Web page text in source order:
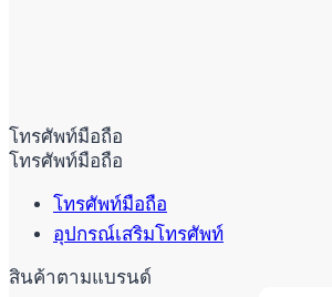
โทรศัพท์มือถือ
โทรศัพท์มือถือ
โทรศัพท์มือถือ
อุปกรณ์เสริมโทรศัพท์
สินค้าตามแบรนด์